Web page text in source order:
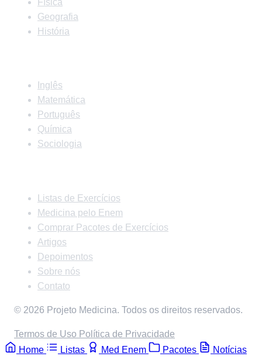
Geografia
História
Inglês
Matemática
Português
Química
Sociologia
Listas de Exercícios
Medicina pelo Enem
Comprar Pacotes de Exercícios
Artigos
Depoimentos
Sobre nós
Contato
© 2026 Projeto Medicina. Todos os direitos reservados.
Termos de Uso Política de Privacidade
Home
Listas Med Enem Pacotes Notícias